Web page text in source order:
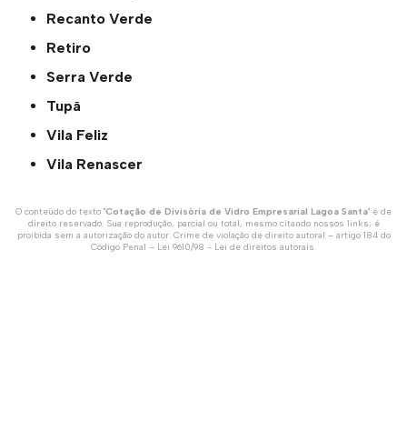
Recanto Verde
Retiro
Serra Verde
Tupã
Vila Feliz
Vila Renascer
O conteúdo do texto "Cotação de Divisória de Vidro Empresarial Lagoa Santa" é de
direito reservado. Sua reprodução, parcial ou total, mesmo citando nossos links, é
proibida sem a autorização do autor. Crime de violação de direito autoral – artigo 184 do
Código Penal – Lei 9610/98 - Lei de direitos autorais.